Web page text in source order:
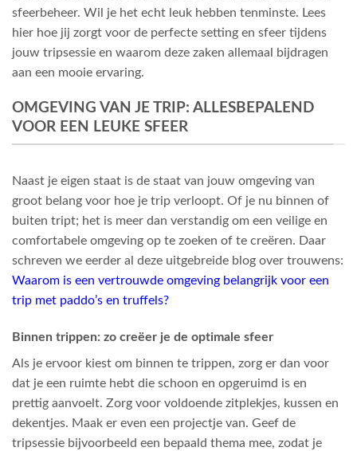
sfeerbeheer. Wil je het echt leuk hebben tenminste. Lees
hier hoe jij zorgt voor de perfecte setting en sfeer tijdens
jouw tripsessie en waarom deze zaken allemaal bijdragen
aan een mooie ervaring.
OMGEVING VAN JE TRIP: ALLESBEPALEND
VOOR EEN LEUKE SFEER
Naast je eigen staat is de staat van jouw omgeving van
groot belang voor hoe je trip verloopt. Of je nu binnen of
buiten tript; het is meer dan verstandig om een veilige en
comfortabele omgeving op te zoeken of te creëren. Daar
schreven we eerder al deze uitgebreide blog over trouwens:
Waarom is een vertrouwde omgeving belangrijk voor een
trip met paddo’s en truffels?
Binnen trippen: zo creëer je de optimale sfeer
Als je ervoor kiest om binnen te trippen, zorg er dan voor
dat je een ruimte hebt die schoon en opgeruimd is en
prettig aanvoelt. Zorg voor voldoende zitplekjes, kussen en
dekentjes. Maak er even een projectje van. Geef de
tripsessie bijvoorbeeld een bepaald thema mee, zodat je